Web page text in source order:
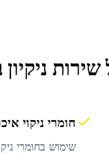
שירות
חומרי ניקוי
שימוש בחומרי